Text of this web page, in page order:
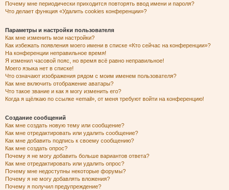
Почему мне периодически приходится повторять ввод имени и пароля?
Что делает функция «Удалить cookies конференции»?
Параметры и настройки пользователя
Как мне изменить мои настройки?
Как избежать появления моего имени в списке «Кто сейчас на конференции»?
На конференции неправильное время!
Я изменил часовой пояс, но время всё равно неправильное!
Моего языка нет в списке!
Что означают изображения рядом с моим именем пользователя?
Как мне включить отображение аватары?
Что такое звание и как я могу изменить его?
Когда я щёлкаю по ссылке «email», от меня требуют войти на конференцию!
Создание сообщений
Как мне создать новую тему или сообщение?
Как мне отредактировать или удалить сообщение?
Как мне добавить подпись к своему сообщению?
Как мне создать опрос?
Почему я не могу добавить больше вариантов ответа?
Как мне отредактировать или удалить опрос?
Почему мне недоступны некоторые форумы?
Почему я не могу добавлять вложения?
Почему я получил предупреждение?